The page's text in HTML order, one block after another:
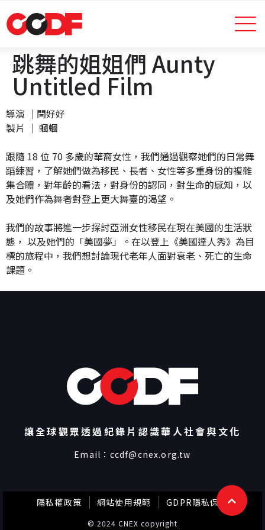
跳舞的姐姐們 Aunty
Untitled Film
導演 │閆好好
製片 │ 蟈蟈
跟隨 18 位 70 多歲的華裔女性，我們通過觀察她們的日常舞
蹈練習，了解她們做為移民、長者、女性等多重身份的複雜
集合體，對年齡的看法，對身份的認同，對生命的感知，以
及她們作為舞者對登上更大舞臺的渴望。
我們的故事將進一步探討亞洲女性移民在現在美國的生活狀
態， 以及她們的「美國夢」。在以登上《美國達人秀》為目
標的旅程中，我們想討論現代老年人面對衰老、死亡的生命
課題。
讓全球觀眾透過紀錄片認識華人社會與文化
Email： ccdf@cnex.org.tw
© 2024 CNEX copyright
隱私權政策 網站使用規範 GDPR隱私保護